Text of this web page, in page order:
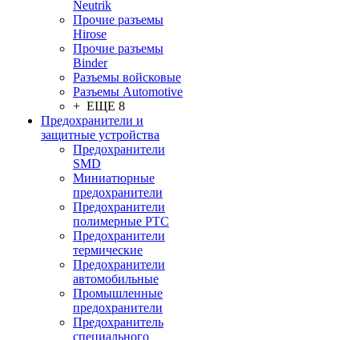
Neutrik
Прочие разъемы
Hirose
Прочие разъемы
Binder
Разъемы войсковые
Разъeмы Automotive
+ ЕЩЕ 8
Предохранители и
защитные устройства
Предохранители
SMD
Миниатюрные
предохранители
Предохранители
полимерные PTC
Предохранители
термические
Предохранители
автомобильные
Промышленные
предохранители
Предохранитель
специального